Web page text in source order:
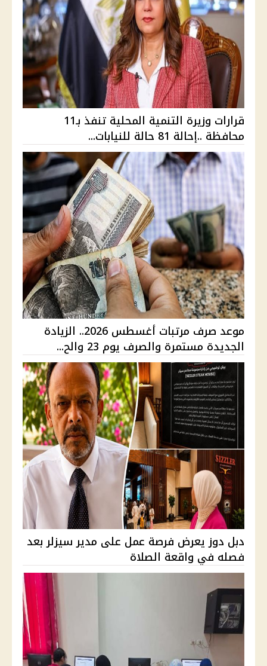
قرارات وزيرة التنمية المحلية تنفذ بـ11
محافظة ..إحالة 81 حالة للنيابات...
موعد صرف مرتبات أغسطس 2026.. الزيادة
الجديدة مستمرة والصرف يوم 23 والح...
دبل دوز يعرض فرصة عمل على مدير سيزلر بعد
فصله في واقعة الصلاة